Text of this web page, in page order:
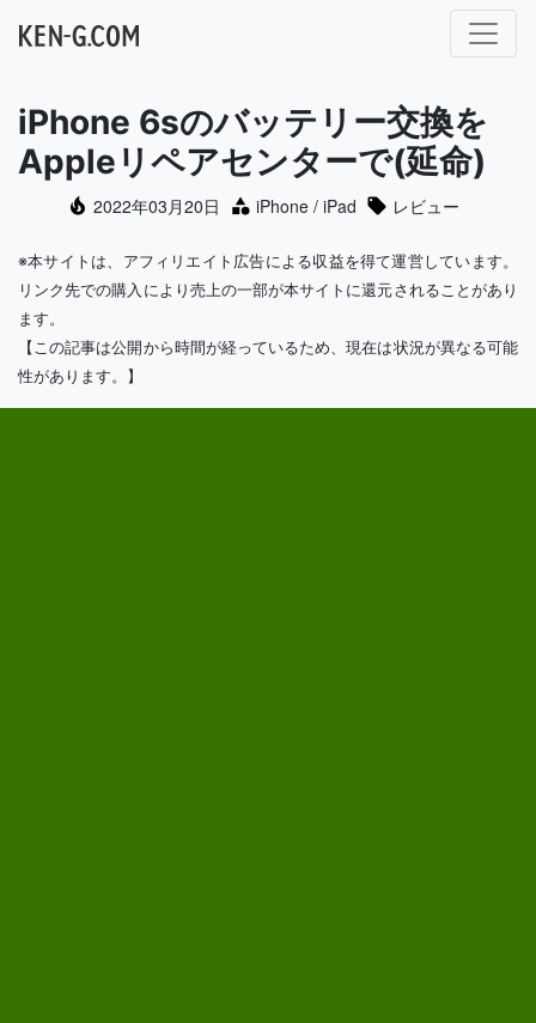
メインナビゲーション
iPhone 6sのバッテリー交換を
Appleリペアセンターで(延命)
2022年03月20日 iPhone / iPad レビュー
※本サイトは、アフィリエイト広告による収益を得て運営しています。
リンク先での購入により売上の一部が本サイトに還元されることがあり
ます。
【この記事は公開から時間が経っているため、現在は状況が異なる可能
性があります。】